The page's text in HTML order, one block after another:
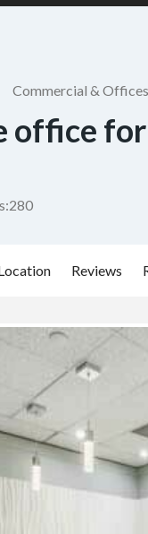
Commercial & Offices
office
280
Reviews